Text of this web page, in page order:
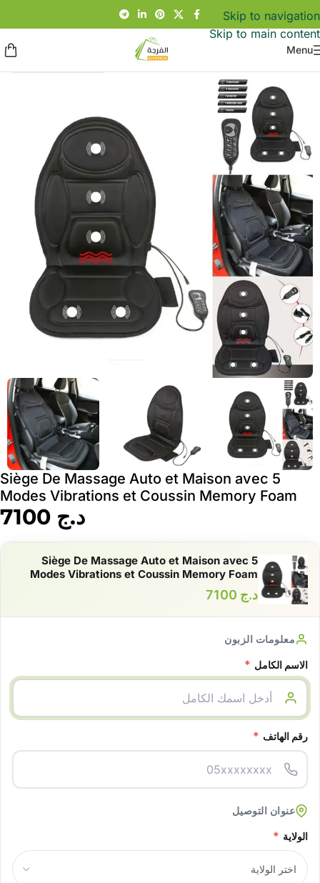
Skip to navigation
Skip to main content
Menu
Siège De Massage Auto et Maison avec 5
Modes Vibrations et Coussin Memory Foam
د.ج
Siège De Massage Auto et Maison avec 5
Modes Vibrations et Coussin Memory Foam
د.ج
معلومات الزبون
الاسم الكامل *
رقم الهاتف *
عنوان التوصيل
الولاية *